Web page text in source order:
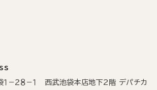
１−２８−１ 西武池袋本店地下2階 デパチカ